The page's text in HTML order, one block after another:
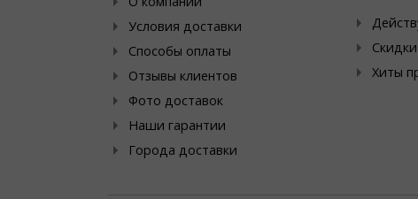
Условия доставки
Способы оплаты
Отзывы клиентов
Фото доставок
Наши гарантии
Города доставки
Скидки
Хиты